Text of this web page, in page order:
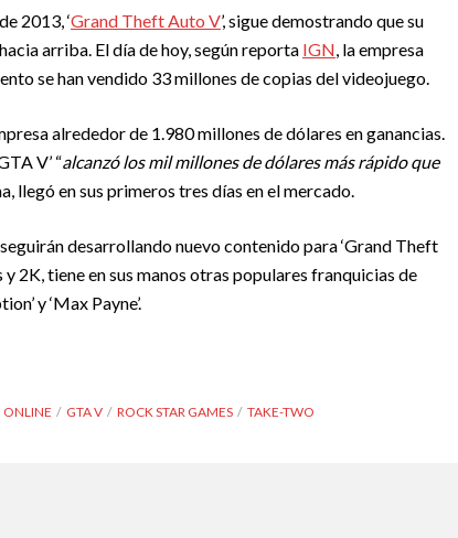
2013, ‘Grand Theft Auto V’, sigue demostrando que su
arriba. El día de hoy, según reporta IGN, la empresa
se han vendido 33 millones de copias del videojuego.
alrededor de 1.980 millones de dólares en ganancias.
V’ “alcanzó los mil millones de dólares más rápido que
llegó en sus primeros tres días en el mercado.
desarrollando nuevo contenido para ‘Grand Theft
y 2K, tiene en sus manos otras populares franquicias de
y ‘Max Payne’.
ONLINE GTA V ROCK STAR GAMES TAKE-TWO